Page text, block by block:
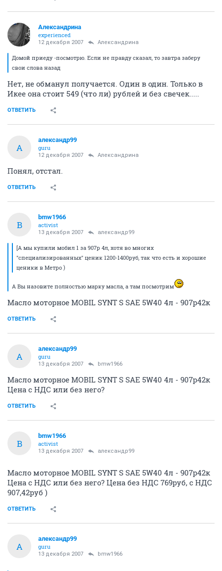
Александрина
experienced
12 декабря 2007 Александрина
Домой приеду -посмотрю. Если не правду сказал, то завтра заберу
свои слова назад
Нет, не обманул получается. Один в один. Только в
Икее она стоит 549 (что ли) рублей и без свечек.....
ОТВЕТИТЬ
А
александр99
guru
12 декабря 2007 Александрина
Понял, отстал.
ОТВЕТИТЬ
B
bmw1966
activist
13 декабря 2007 александр99
[А мы купили мобил 1 за 907р 4л, хотя во многих
"специализированных" ценик 1200-1400руб, так что есть и хорошие
ценики в Метро )
А Вы назовите полностью марку масла, а там посмотрим
Масло моторное MOBIL SYNT S SAE 5W40 4л - 907р42к
ОТВЕТИТЬ
А
александр99
guru
13 декабря 2007 bmw1966
Масло моторное MOBIL SYNT S SAE 5W40 4л - 907р42к
Цена с НДС или без него?
ОТВЕТИТЬ
B
bmw1966
activist
13 декабря 2007 александр99
Масло моторное MOBIL SYNT S SAE 5W40 4л - 907р42к
Цена с НДС или без него? Цена без НДС 769руб, с НДС
907,42руб )
ОТВЕТИТЬ
А
александр99
guru
13 декабря 2007 bmw1966